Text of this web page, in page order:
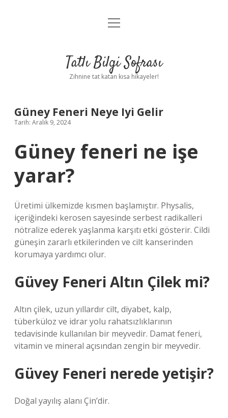
Anasayfa
Yasal Uyarı
menüyü
Tatlı Bilgi Sofrası
Zihnine tat katan kısa hikayeler!
Güney Feneri Neye Iyi Gelir
Tarih: Aralık 9, 2024
Güney feneri ne işe
yarar?
Üretimi ülkemizde kısmen başlamıştır. Physalis,
içeriğindeki kerosen sayesinde serbest radikalleri
nötralize ederek yaşlanma karşıtı etki gösterir. Cildi
güneşin zararlı etkilerinden ve cilt kanserinden
korumaya yardımcı olur.
Güvey Feneri Altın Çilek mi?
Altın çilek, uzun yıllardır cilt, diyabet, kalp,
tüberküloz ve idrar yolu rahatsızlıklarının
tedavisinde kullanılan bir meyvedir. Damat feneri,
vitamin ve mineral açısından zengin bir meyvedir.
Güvey Feneri nerede yetişir?
Doğal yayılış alanı Çin’dir.